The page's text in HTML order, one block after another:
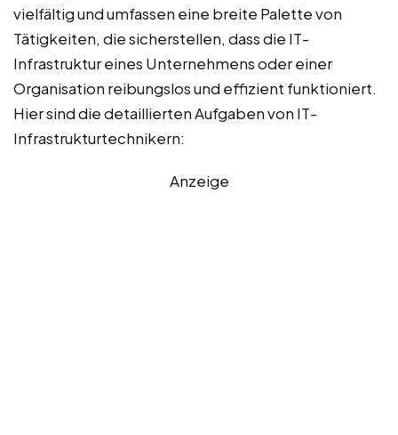
vielfältig und umfassen eine breite Palette von
Tätigkeiten, die sicherstellen, dass die IT-
Infrastruktur eines Unternehmens oder einer
Organisation reibungslos und effizient funktioniert.
Hier sind die detaillierten Aufgaben von IT-
Infrastrukturtechnikern:
Anzeige